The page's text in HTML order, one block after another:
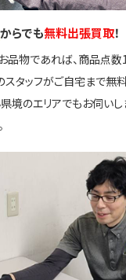
からでも無料出張買取！
品物であれば、商品点
スタッフがご自宅まで無
境のエリアでもお伺いし